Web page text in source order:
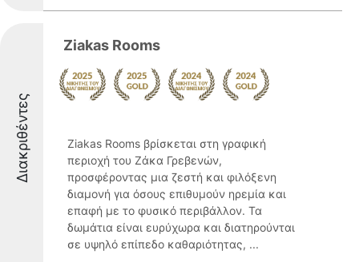
Διακριθέντες
Ziakas Rooms
Ziakas Rooms βρίσκεται στη γραφική
περιοχή του Ζάκα Γρεβενών,
προσφέροντας μια ζεστή και φιλόξενη
διαμονή για όσους επιθυμούν ηρεμία και
επαφή με το φυσικό περιβάλλον. Τα
δωμάτια είναι ευρύχωρα και διατηρούνται
σε υψηλό επίπεδο καθαριότητας, ...